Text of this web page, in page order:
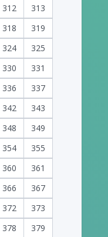
312
313
318
319
324
325
330
331
336
337
342
343
348
349
354
355
360
361
366
367
372
373
378 379